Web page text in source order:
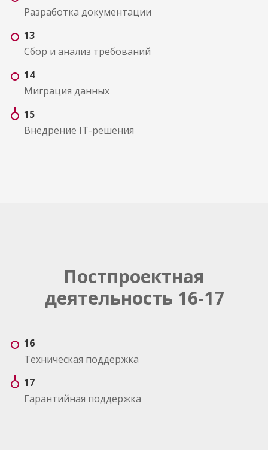
Разработка документации
13
Сбор и анализ требований
14
Миграция данных
15
Внедрение IT-решения
Постпроектная
деятельность 16-17
16
Техническая поддержка
17
Гарантийная поддержка